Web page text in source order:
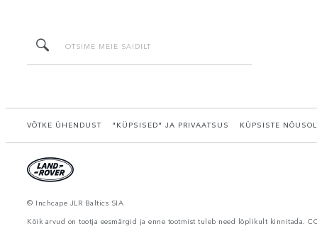
VÕTKE ÜHENDUST "KÜPSISED" JA PRIVAATSUS KÜPSISTE
© Inchcape JLR Baltics SIA
Kõik arvud on tootja eesmärgid ja enne tootmist tuleb need lõplikult kinnitada.